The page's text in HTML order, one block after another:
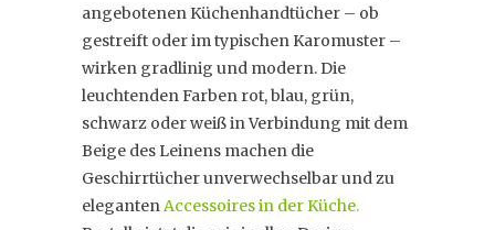
angebotenen Küchenhandtücher – ob
gestreift oder im typischen Karomuster –
wirken gradlinig und modern. Die
leuchtenden Farben rot, blau, grün,
schwarz oder weiß in Verbindung mit dem
Beige des Leinens machen die
Geschirrtücher unverwechselbar und zu
elegantenAccessoires in der Küche.